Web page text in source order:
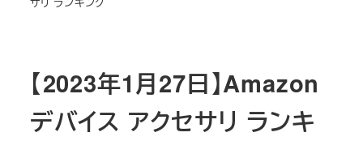
【2023年1月27日】Amazon
デバイス アクセサリ ランキ